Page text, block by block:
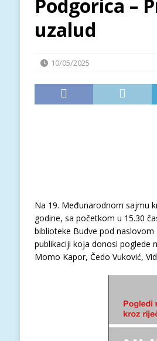
[ 07/08/2026 ]
Podgorica –
uzalud
10/05/2025
Na 19. Međunarodnom sajmu
godine, sa početkom u 15.30
biblioteke Budve pod
publikaciji koja donosi poglede
Momo Kapor, Čedo Vuković,